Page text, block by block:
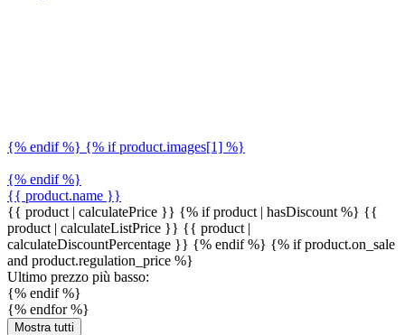
{% endif %} {% if product.images[1] %}
{% endif %}
{{ product.name }}
{{ product | calculatePrice }} {% if product | hasDiscount %} {{
product | calculateListPrice }} {{ product |
calculateDiscountPercentage }} {% endif %} {% if product.on_sale
and product.regulation_price %}
Ultimo prezzo più basso:
{% endif %}
{% endfor %}
Mostra tutti